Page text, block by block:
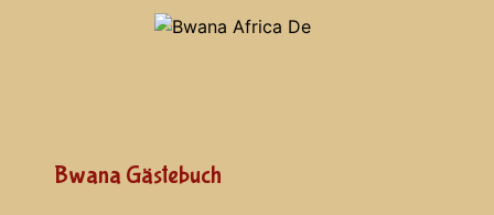
Bwana Gästebuch